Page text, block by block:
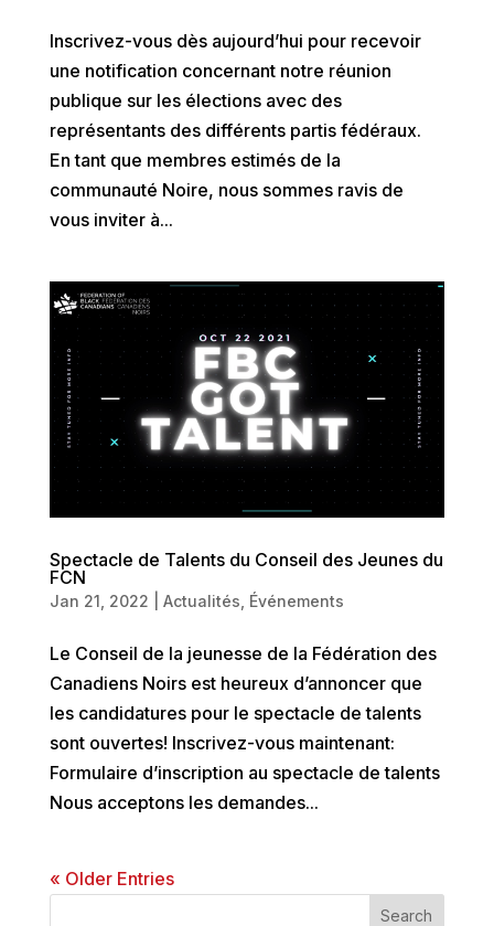
Inscrivez-vous dès aujourd’hui pour recevoir
une notification concernant notre réunion
publique sur les élections avec des
représentants des différents partis fédéraux.
En tant que membres estimés de la
communauté Noire, nous sommes ravis de
vous inviter à...
Spectacle de Talents du Conseil des Jeunes du
FCN
Jan 21, 2022 Actualités Événements
Le Conseil de la jeunesse de la Fédération des
Canadiens Noirs est heureux d’annoncer que
les candidatures pour le spectacle de talents
sont ouvertes! Inscrivez-vous maintenant:
Formulaire d’inscription au spectacle de talents
Nous acceptons les demandes...
« Older Entries